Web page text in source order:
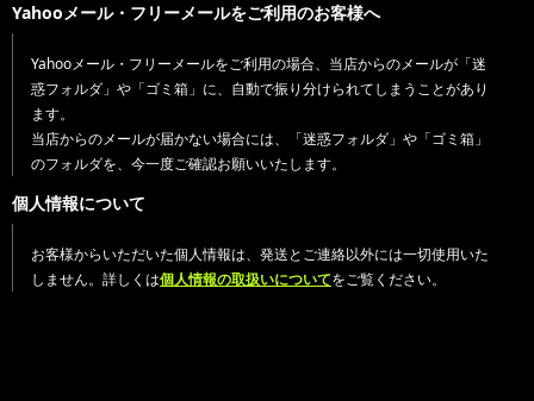
Yahooメール・フリーメールをご利用のお客様へ
Yahooメール・フリーメールをご利用の場合、当店からのメールが「迷
惑フォルダ」や「ゴミ箱」に、自動で振り分けられてしまうことがあり
ます。
当店からのメールが届かない場合には、「迷惑フォルダ」や「ゴミ箱」
のフォルダを、今一度ご確認お願いいたします。
個人情報について
お客様からいただいた個人情報は、発送とご連絡以外には一切使用いた
しません。詳しくは個人情報の取扱いについてをご覧ください。